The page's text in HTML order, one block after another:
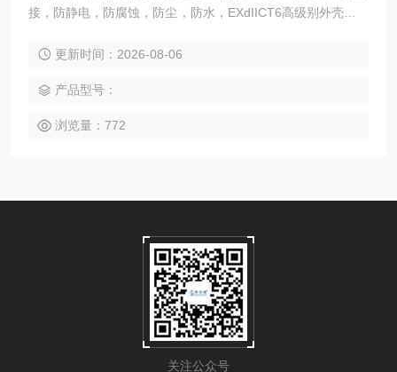
接，防静电，防腐蚀，防尘，防水，EXdIICT6高级别外壳防爆
更新时间：2026-08-06
产品型号：
浏览量：772
关注公众号